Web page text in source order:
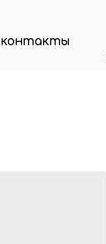
контакты